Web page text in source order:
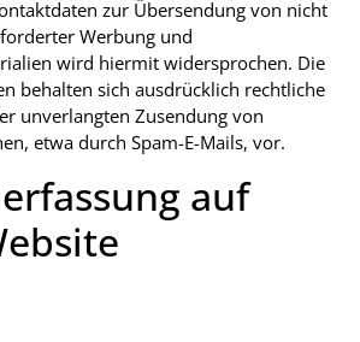
zur Übersendung von nicht
Werbung und
wird hiermit widersprochen. Die
behalten sich ausdrücklich rechtliche
unverlangten Zusendung von
etwa durch Spam-E-Mails, vor.
auf